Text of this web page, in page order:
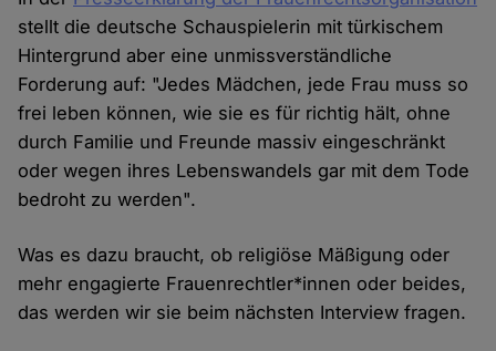
stellt die deutsche Schauspielerin mit türkischem
Hintergrund aber eine unmissverständliche
Forderung auf: "Jedes Mädchen, jede Frau muss so
frei leben können, wie sie es für richtig hält, ohne
durch Familie und Freunde massiv eingeschränkt
oder wegen ihres Lebenswandels gar mit dem Tode
bedroht zu werden".
Was es dazu braucht, ob religiöse Mäßigung oder
mehr engagierte Frauenrechtler*innen oder beides,
das werden wir sie beim nächsten Interview fragen.